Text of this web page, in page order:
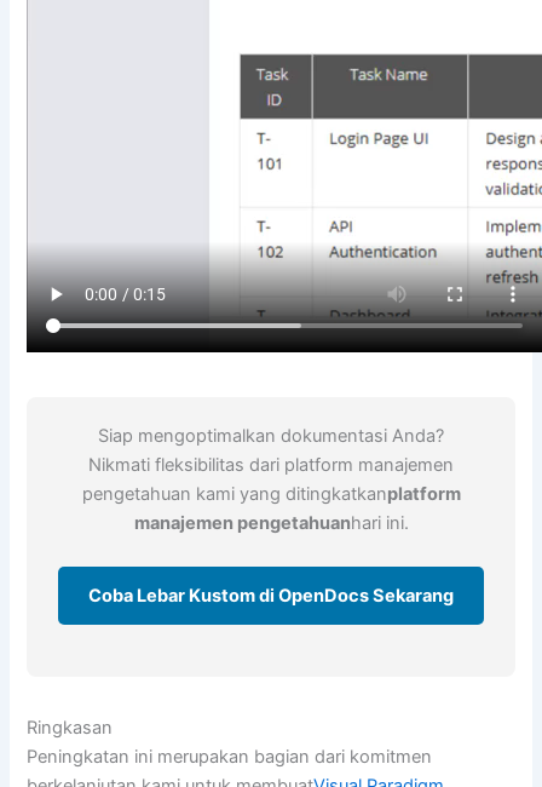
Siap mengoptimalkan dokumentasi Anda?
Nikmati fleksibilitas dari platform manajemen
pengetahuan kami yang ditingkatkanplatform
manajemen pengetahuanhari ini.
Coba Lebar Kustom di OpenDocs Sekarang
Ringkasan
Peningkatan ini merupakan bagian dari komitmen